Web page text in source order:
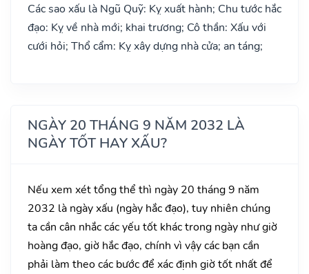
Các sao xấu là Ngũ Quỹ: Kỵ xuất hành; Chu tước hắc
đạo: Kỵ về nhà mới; khai trương; Cô thần: Xấu với
cưới hỏi; Thổ cẩm: Kỵ xây dựng nhà cửa; an táng;
NGÀY 20 THÁNG 9 NĂM 2032 LÀ
NGÀY TỐT HAY XẤU?
Nếu xem xét tổng thể thì ngày 20 tháng 9 năm
2032 là ngày xấu (ngày hắc đạo), tuy nhiên chúng
ta cần cân nhắc các yếu tốt khác trong ngày như giờ
hoàng đạo, giờ hắc đạo, chính vì vậy các bạn cần
phải làm theo các bước để xác định giờ tốt nhất để